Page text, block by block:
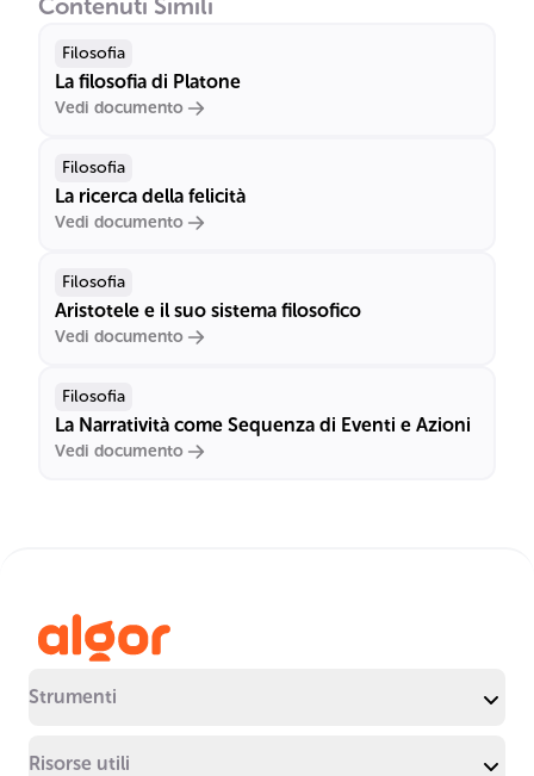
Contenuti Simili
Filosofia
La filosofia di Platone
Vedi documento
Filosofia
La ricerca della felicità
Vedi documento
Filosofia
Aristotele e il suo sistema filosofico
Vedi documento
Filosofia
La Narratività come Sequenza di Eventi e Azioni
Vedi documento
Strumenti
Risorse utili